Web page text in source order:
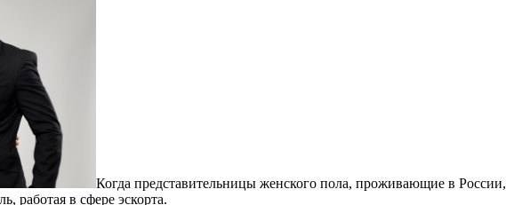
Когда представительницы женского пола, проживающие в
работая в сфере эскорта.